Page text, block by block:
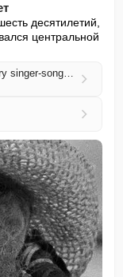
десятилетий,
центральной
David Allan Coe dead: Legendary country singer-songwriter behind ‘Take This Job and Shove It’ dies aged 86